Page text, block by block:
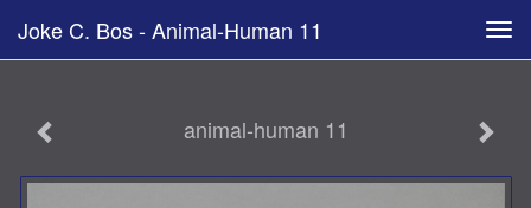
Joke C. Bos - Animal-Human 11
animal-human 11